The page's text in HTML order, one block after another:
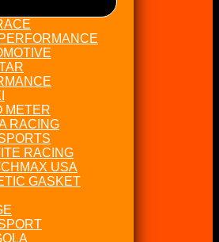
METER
RACING
RACING
USA
GASKET